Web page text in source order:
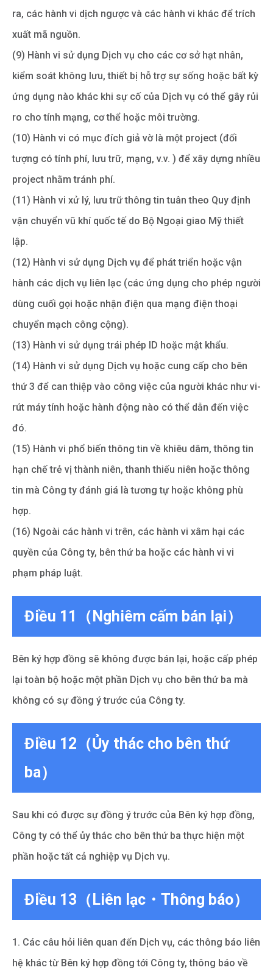
ra, các hành vi dịch ngược và các hành vi khác để trích
xuất mã nguồn.
(9) Hành vi sử dụng Dịch vụ cho các cơ sở hạt nhân,
kiểm soát không lưu, thiết bị hỗ trợ sự sống hoặc bất kỳ
ứng dụng nào khác khi sự cố của Dịch vụ có thể gây rủi
ro cho tính mạng, cơ thể hoặc môi trường.
(10) Hành vi có mục đích giả vờ là một project (đối
tượng có tính phí, lưu trữ, mạng, v.v. ) để xây dựng nhiều
project nhằm tránh phí.
(11) Hành vi xử lý, lưu trữ thông tin tuân theo Quy định
vận chuyển vũ khí quốc tế do Bộ Ngoại giao Mỹ thiết
lập.
(12) Hành vi sử dụng Dịch vụ để phát triển hoặc vận
hành các dịch vụ liên lạc (các ứng dụng cho phép người
dùng cuối gọi hoặc nhận điện qua mạng điện thoại
chuyển mạch công cộng).
(13) Hành vi sử dụng trái phép ID hoặc mật khẩu.
(14) Hành vi sử dụng Dịch vụ hoặc cung cấp cho bên
thứ 3 để can thiệp vào công việc của người khác như vi-
rút máy tính hoặc hành động nào có thể dẫn đến việc
đó.
(15) Hành vi phổ biến thông tin về khiêu dâm, thông tin
hạn chế trẻ vị thành niên, thanh thiếu niên hoặc thông
tin mà Công ty đánh giá là tương tự hoặc không phù
hợp.
(16) Ngoài các hành vi trên, các hành vi xâm hại các
quyền của Công ty, bên thứ ba hoặc các hành vi vi
phạm pháp luật.
Điều 11（Nghiêm cấm bán lại）
Bên ký hợp đồng sẽ không được bán lại, hoặc cấp phép
lại toàn bộ hoặc một phần Dịch vụ cho bên thứ ba mà
không có sự đồng ý trước của Công ty.
Điều 12（Ủy thác cho bên thứ
ba）
Sau khi có được sự đồng ý trước của Bên ký hợp đồng,
Công ty có thể ủy thác cho bên thứ ba thực hiện một
phần hoặc tất cả nghiệp vụ Dịch vụ.
Điều 13（Liên lạc・Thông báo）
1. Các câu hỏi liên quan đến Dịch vụ, các thông báo liên
hệ khác từ Bên ký hợp đồng tới Công ty, thông báo về